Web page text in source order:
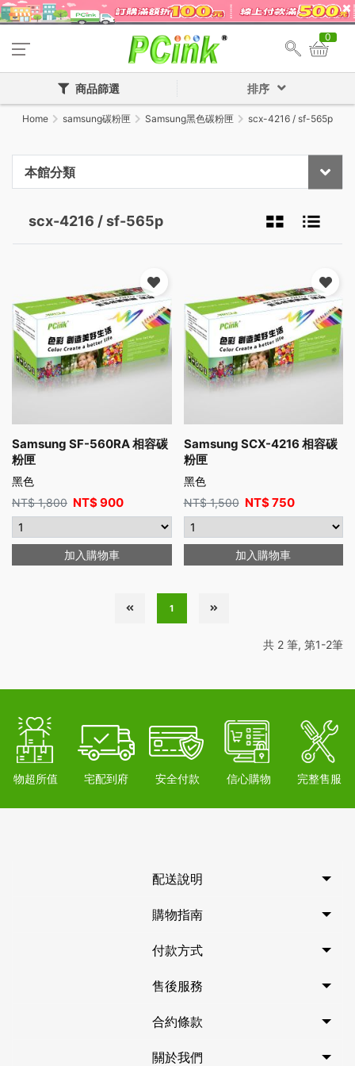
0
商品篩選 排序
Home samsung碳粉匣 Samsung黑色碳粉匣 scx-4216 / sf-565p
本館分類
scx-4216 / sf-565p
Samsung SF-560RA 相容碳
粉匣
黑色
NT$1,800 NT$900
加入購物車
Samsung SCX-4216 相容碳
粉匣
黑色
NT$1,500 NT$750
加入購物車
1
共 2 筆, 第1-2筆
物超所值 宅配到府 安全付款 信心購物 完整售服
配送說明
購物指南
付款方式
售後服務
合約條款
關於我們